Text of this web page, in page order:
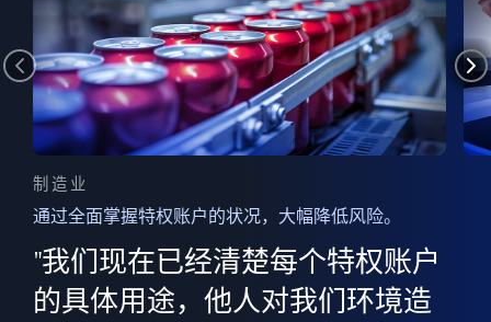
制造业
通过全面掌握特权账户的状况，大幅降低风险。
"我们现在已经清楚每个特权账户
的具体用途，他人对我们环境造